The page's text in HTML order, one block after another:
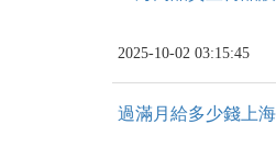
2025-10-02 03:15:45
過滿月給多少錢上海